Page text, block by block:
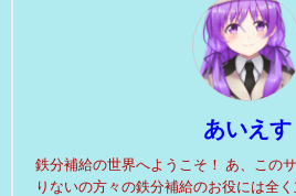
あいえす
鉄分補給の世界へようこそ！ あ、この
りないの方々の鉄分補給のお役には全